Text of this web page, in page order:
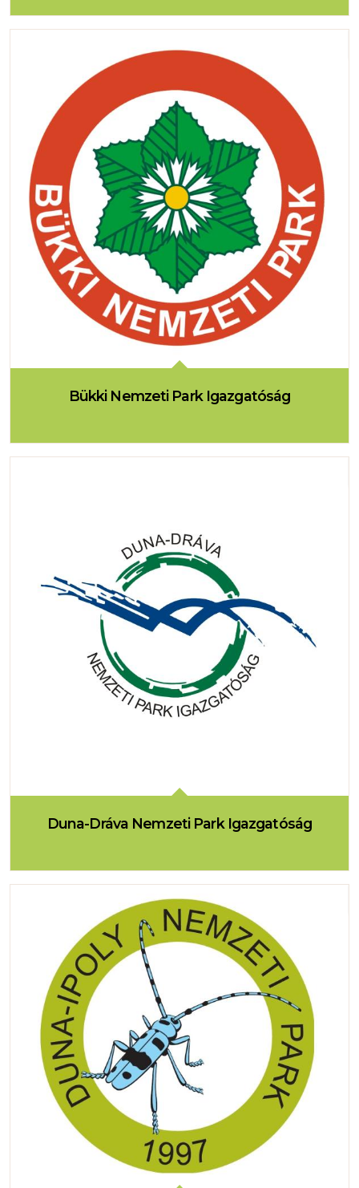
Bükki Nemzeti Park Igazgatóság
Duna-Dráva Nemzeti Park Igazgatóság